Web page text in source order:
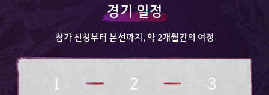
경기 일정​
참가 신청부터 본선까지, 약 2개월간의 여정​
1 2 3